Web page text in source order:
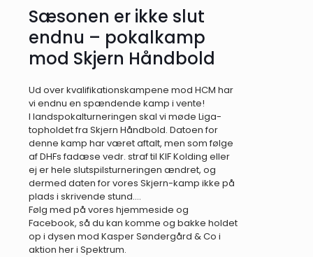
Sæsonen er ikke slut
endnu – pokalkamp
mod Skjern Håndbold
Ud over kvalifikationskampene mod HCM har
vi endnu en spændende kamp i vente!
I landspokalturneringen skal vi møde Liga-
topholdet fra Skjern Håndbold. Datoen for
denne kamp har været aftalt, men som følge
af DHFs fadæse vedr. straf til KIF Kolding eller
ej er hele slutspilsturneringen ændret, og
dermed daten for vores Skjern-kamp ikke på
plads i skrivende stund….
Følg med på vores hjemmeside og
Facebook, så du kan komme og bakke holdet
op i dysen mod Kasper Søndergård & Co i
aktion her i Spektrum.